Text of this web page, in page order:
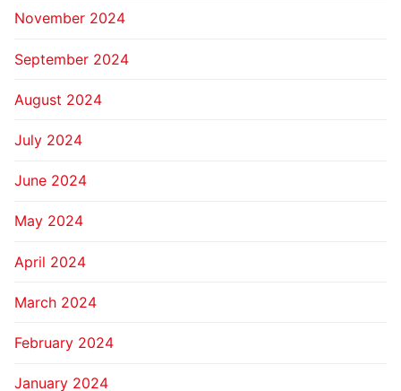
November 2024
September 2024
August 2024
July 2024
June 2024
May 2024
April 2024
March 2024
February 2024
January 2024